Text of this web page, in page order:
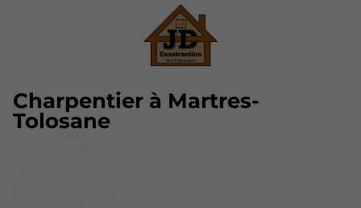
Charpentier à Martres-
Tolosane